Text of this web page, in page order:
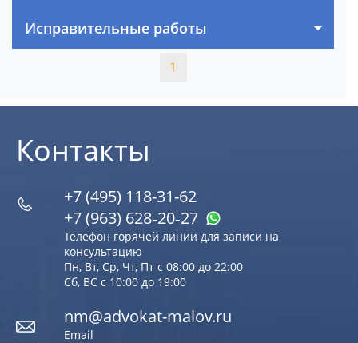
Исправительные работы
1
Контакты
+7 (495) 118-31-62
+7 (963) 628‑20‑27
Телефон горячей линии для записи на
консультацию
Пн, Вт, Ср, Чт, Пт с 08:00 до 22:00
Сб, ВС с 10:00 до 19:00
nm@advokat-malov.ru
Email